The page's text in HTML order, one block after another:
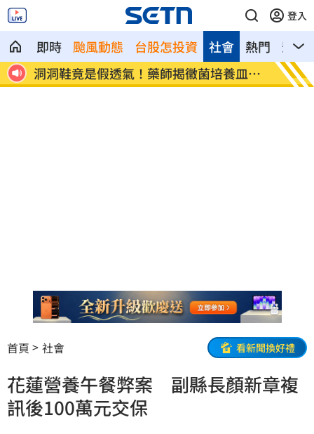
登入
即時 颱風動態 台股怎投資 熱門 影音
社會
洞洞鞋竟是假透氣！藥師揭黴菌培養皿真
相
遭蔡
文
首頁 社會 看新聞換好禮
花蓮營養午餐弊案 副縣長顏新章複
訊後100萬元交保